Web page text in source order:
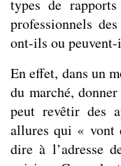
types de
professionnels
ont-ils ou peuvent-
En effet, dans un
du marché,
peut revêtir des
allures qui « vont
dire à l’adresse